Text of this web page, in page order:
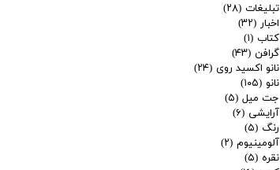
تبلیغات (۲۸)
اخبار (۳۲)
کتاب (۱)
گرافن (۴۳)
نانو اکسید روی (۲۴)
نانو (۱۰۵)
جت میل (۵)
آرایشی (۶)
رنگ (۵)
آلومینیوم (۲)
نقره (۵)